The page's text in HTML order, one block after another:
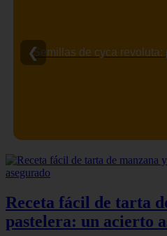
Semillas de cyca revoluta:
❮
Receta fácil de tarta
pastelera: un acierto